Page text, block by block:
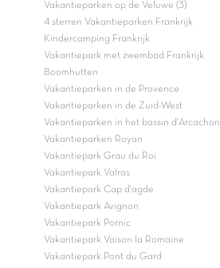
Vakantieparken op de Veluwe (3)
4 sterren Vakantieparken Frankrijk
Kindercamping Frankrijk
Vakantiepark met zwembad Frankrijk
Boomhutten
Vakantieparken in de Provence
Vakantieparken in de Zuid-West
Vakantieparken in het bassin d'Arcachon
Vakantieparken Royan
Vakantiepark Grau du Roi
Vakantiepark Valras
Vakantiepark Cap d'agde
Vakantiepark Avignon
Vakantiepark Pornic
Vakantiepark Vaison la Romaine
Vakantiepark Pont du Gard